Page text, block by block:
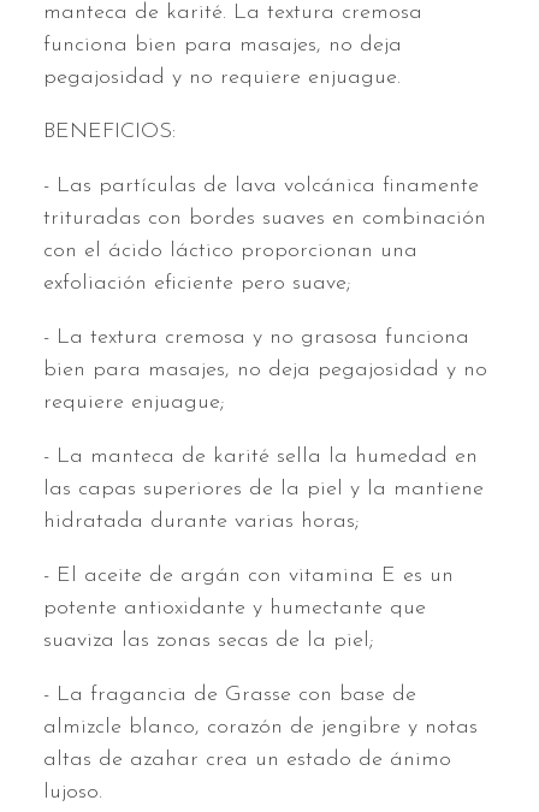
manteca de karité. La textura cremosa
funciona bien para masajes, no deja
pegajosidad y no requiere enjuague.
BENEFICIOS:
- Las partículas de lava volcánica finamente
trituradas con bordes suaves en combinación
con el ácido láctico proporcionan una
exfoliación eficiente pero suave;
- La textura cremosa y no grasosa funciona
bien para masajes, no deja pegajosidad y no
requiere enjuague;
- La manteca de karité sella la humedad en
las capas superiores de la piel y la mantiene
hidratada durante varias horas;
- El aceite de argán con vitamina E es un
potente antioxidante y humectante que
suaviza las zonas secas de la piel;
- La fragancia de Grasse con base de
almizcle blanco, corazón de jengibre y notas
altas de azahar crea un estado de ánimo
lujoso.